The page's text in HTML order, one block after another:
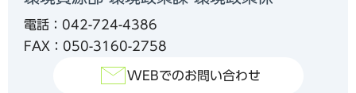
電話：042-724-4386
FAX：050-3160-2758
WEBでのお問い合わせ